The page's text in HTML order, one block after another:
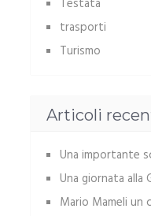
Testata
trasporti
Turismo
Articoli
Una importante
Una giornata alla
Mario Mameli un